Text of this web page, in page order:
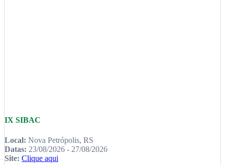
IX SIBAC
Local: Nova Petrópolis, RS
Datas: 23/08/2026 - 27/08/2026
Site: Clique aqui